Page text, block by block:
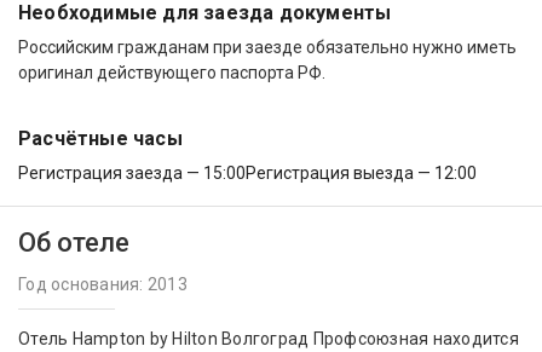
Необходимые для заезда документы
Российским гражданам при заезде обязательно нужно иметь
оригинал действующего паспорта РФ.
Расчётные часы
Регистрация заезда — 15:00Регистрация выезда — 12:00
Об отеле
Год основания: 2013
Отель Hampton by Hilton Волгоград Профсоюзная находится